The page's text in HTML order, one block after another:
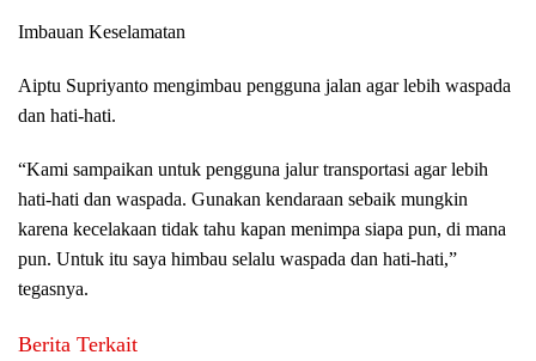
Imbauan Keselamatan
Aiptu Supriyanto mengimbau pengguna jalan agar lebih waspada
dan hati-hati.
“Kami sampaikan untuk pengguna jalur transportasi agar lebih
hati-hati dan waspada. Gunakan kendaraan sebaik mungkin
karena kecelakaan tidak tahu kapan menimpa siapa pun, di mana
pun. Untuk itu saya himbau selalu waspada dan hati-hati,”
tegasnya.
Berita Terkait